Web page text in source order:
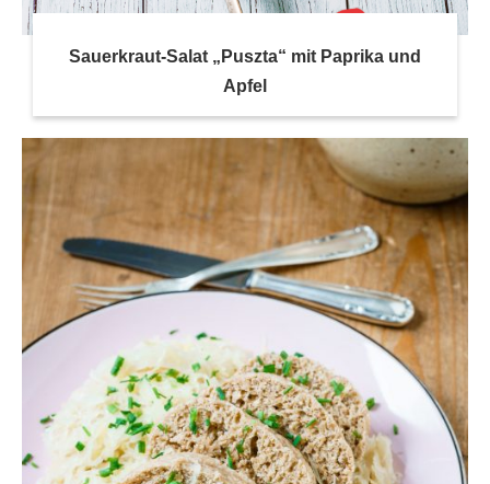
Sauerkraut-Salat „Puszta“ mit Paprika und
Apfel